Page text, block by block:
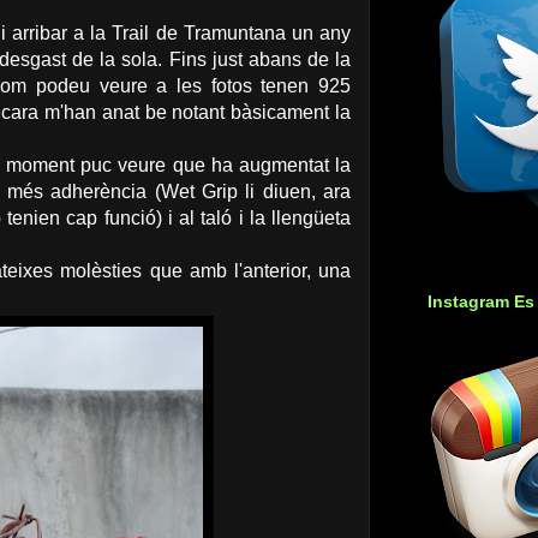
a la Trail de Tramuntana un any
de la sola. Fins just abans de la
podeu veure a les fotos tenen 925
m'han anat be notant bàsicament la
puc veure que ha augmentat la
adherència (Wet Grip li diuen, ara
cap funció) i al taló i la llengüeta
molèsties que amb l'anterior, una
Instagram